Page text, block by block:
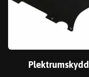
Plektrumskydd